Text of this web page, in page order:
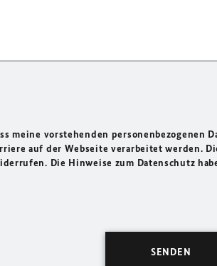
meine vorstehenden personenbezogenen
auf der Webseite verarbeitet werden.
Die Hinweise zum Datenschutz